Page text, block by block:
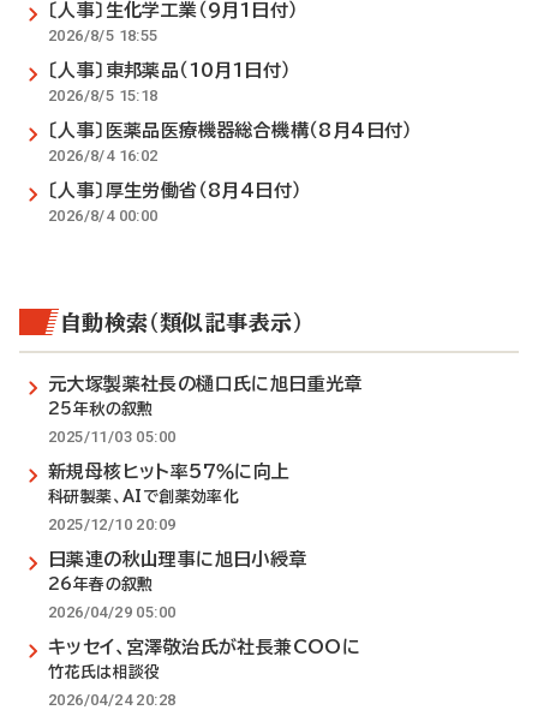
〔人事〕生化学工業（9月1日付）
2026/8/5 18:55
〔人事〕東邦薬品（10月1日付）
2026/8/5 15:18
〔人事〕医薬品医療機器総合機構（8月4日付）
2026/8/4 16:02
〔人事〕厚生労働省（8月4日付）
2026/8/4 00:00
自動検索（類似記事表示）
元大塚製薬社長の樋口氏に旭日重光章
25年秋の叙勲
2025/11/03 05:00
新規母核ヒット率57％に向上
科研製薬、AIで創薬効率化
2025/12/10 20:09
日薬連の秋山理事に旭日小綬章
26年春の叙勲
2026/04/29 05:00
キッセイ、宮澤敬治氏が社長兼COOに
竹花氏は相談役
2026/04/24 20:28